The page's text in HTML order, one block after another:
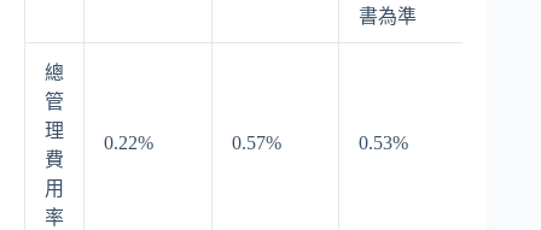
書為準
總
管
理
費
用
率
0.22% 0.57% 0.53%